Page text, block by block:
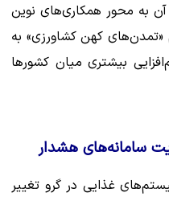
به محور همکاری‌های نوین
«تمدن‌های کهن کشاورزی» به
بیشتری میان کشورها
سامانه‌های هشدار
غذایی در گرو تغییر